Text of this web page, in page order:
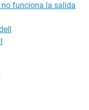
funciona la salida